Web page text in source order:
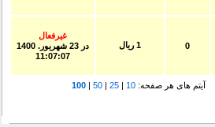
غیرفعال
در
23 شهريور. 1400
11:07:07
آیتم های هر صفحه:10
|
25
|
50
|
100